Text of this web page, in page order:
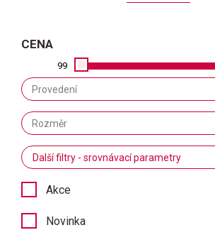
CENA
99
Další filtry - srovnávací parametry
Akce
Novinka